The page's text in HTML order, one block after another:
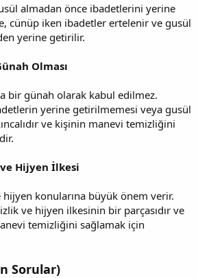
almadan önce ibadetlerini yerine
cünüp iken ibadetler ertelenir ve gusül
yerine getirilir.
Olması
bir günah olarak kabul edilmez.
yerine getirilmemesi veya gusül
ve kişinin manevi temizliğini
Hijyen İlkesi
konularına büyük önem verir.
ve hijyen ilkesinin bir parçasıdır ve
temizliğini sağlamak için
Sorular)